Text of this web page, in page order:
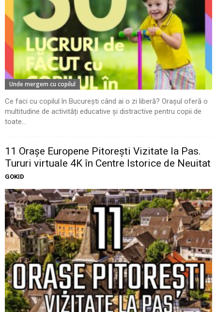
Unde mergem cu copilul
Ce faci cu copilul în București când ai o zi liberă? Orașul oferă o
multitudine de activități educative și distractive pentru copii de
toate...
11 Oraşe Europene Pitoreşti Vizitate la Pas.
Tururi virtuale 4K în Centre Istorice de Neuitat
GOKID